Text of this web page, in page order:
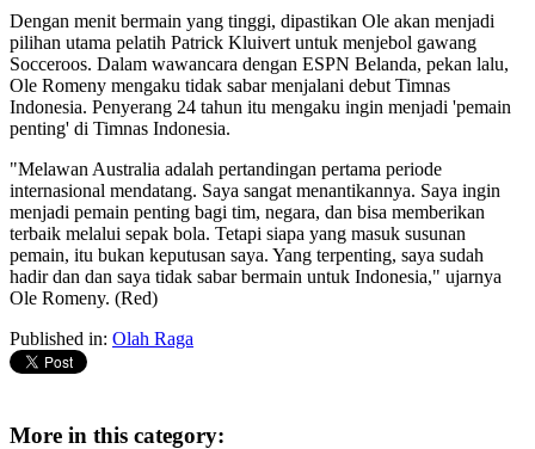
Dengan menit bermain yang tinggi, dipastikan Ole akan menjadi
pilihan utama pelatih Patrick Kluivert untuk menjebol gawang
Socceroos. Dalam wawancara dengan ESPN Belanda, pekan lalu,
Ole Romeny mengaku tidak sabar menjalani debut Timnas
Indonesia. Penyerang 24 tahun itu mengaku ingin menjadi 'pemain
penting' di Timnas Indonesia.
"Melawan Australia adalah pertandingan pertama periode
internasional mendatang. Saya sangat menantikannya. Saya ingin
menjadi pemain penting bagi tim, negara, dan bisa memberikan
terbaik melalui sepak bola. Tetapi siapa yang masuk susunan
pemain, itu bukan keputusan saya. Yang terpenting, saya sudah
hadir dan dan saya tidak sabar bermain untuk Indonesia," ujarnya
Ole Romeny. (Red)
Published in: Olah Raga
More in this category: